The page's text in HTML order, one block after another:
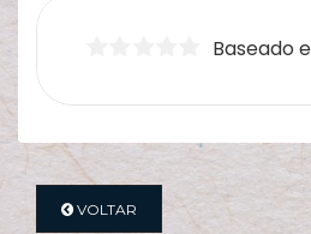
Baseado
VOLTAR